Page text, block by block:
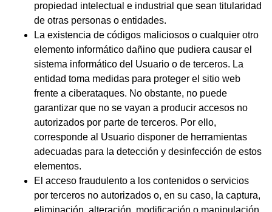
propiedad intelectual e industrial que sean titularidad
de otras personas o entidades.
La existencia de códigos maliciosos o cualquier otro
elemento informático dañino que pudiera causar el
sistema informático del Usuario o de terceros. La
entidad toma medidas para proteger el sitio web
frente a ciberataques. No obstante, no puede
garantizar que no se vayan a producir accesos no
autorizados por parte de terceros. Por ello,
corresponde al Usuario disponer de herramientas
adecuadas para la detección y desinfección de estos
elementos.
El acceso fraudulento a los contenidos o servicios
por terceros no autorizados o, en su caso, la captura,